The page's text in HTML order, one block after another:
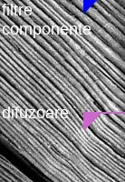
difuzoare
filtre
componente